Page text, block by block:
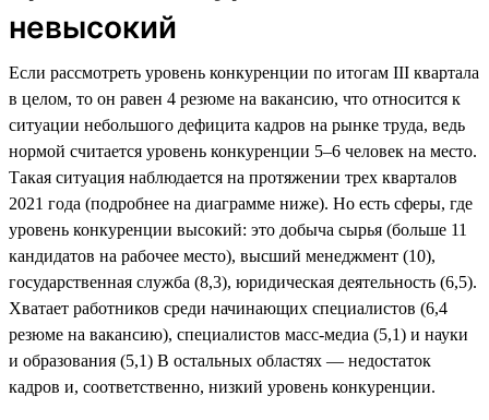
невысокий
Если рассмотреть уровень конкуренции по итогам III квартала
в целом, то он равен 4 резюме на вакансию, что относится к
ситуации небольшого дефицита кадров на рынке труда, ведь
нормой считается уровень конкуренции 5–6 человек на место.
Такая ситуация наблюдается на протяжении трех кварталов
2021 года (подробнее на диаграмме ниже). Но есть сферы, где
уровень конкуренции высокий: это добыча сырья (больше 11
кандидатов на рабочее место), высший менеджмент (10),
государственная служба (8,3), юридическая деятельность (6,5).
Хватает работников среди начинающих специалистов (6,4
резюме на вакансию), специалистов масс-медиа (5,1) и науки
и образования (5,1) В остальных областях — недостаток
кадров и, соответственно, низкий уровень конкуренции.